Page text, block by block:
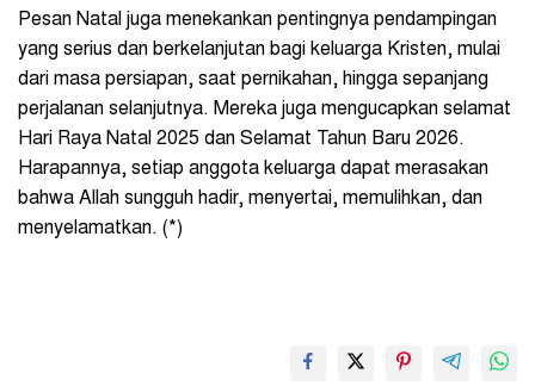
Pesan Natal juga menekankan pentingnya pendampingan
yang serius dan berkelanjutan bagi keluarga Kristen, mulai
dari masa persiapan, saat pernikahan, hingga sepanjang
perjalanan selanjutnya. Mereka juga mengucapkan selamat
Hari Raya Natal 2025 dan Selamat Tahun Baru 2026.
Harapannya, setiap anggota keluarga dapat merasakan
bahwa Allah sungguh hadir, menyertai, memulihkan, dan
menyelamatkan. (*)